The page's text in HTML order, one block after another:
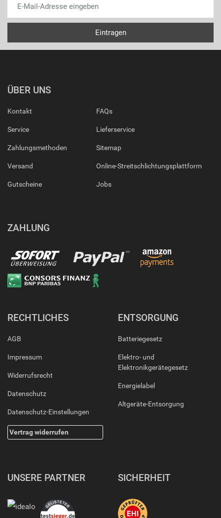
ÜBER UNS
Kontakt
Service
Zahlungsmethoden
Versand
Gutscheine
FAQs
Lieferservice
Sitemap
Online-Streitschlichtungsplattform
Jobs
ZAHLUNG
RECHTLICHES
AGB
Impressum
Widerrufsrecht
Datenschutz
Datenschutz-Einstellungen
Vertrag widerrufen
ENTSORGUNG
Batteriegesetz
Elektro- und
Elektronikgerätegesetz
Energielabel
Altgeräte-Entsorgung
UNSERE PARTNER SICHERHEIT